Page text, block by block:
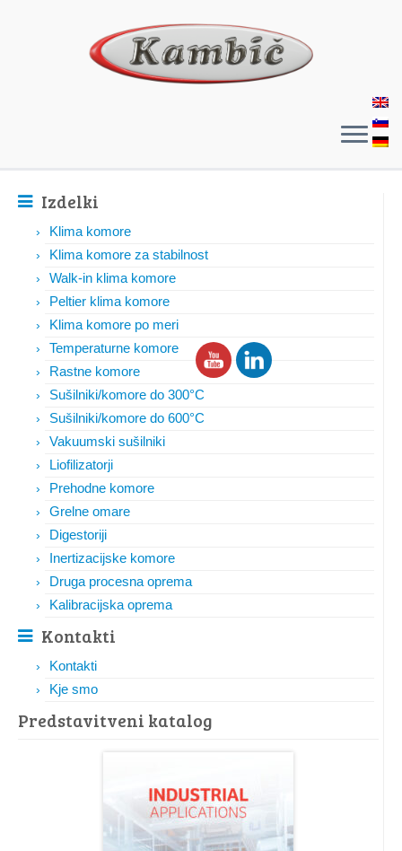
Izdelki
Klima komore
Klima komore za stabilnost
Walk-in klima komore
Peltier klima komore
Klima komore po meri
Temperaturne komore
Rastne komore
Sušilniki/komore do 300°C
Sušilniki/komore do 600°C
Vakuumski sušilniki
Liofilizatorji
Prehodne komore
Grelne omare
Digestoriji
Inertizacijske komore
Druga procesna oprema
Kalibracijska oprema
Kontakti
Kontakti
Kje smo
Predstavitveni katalog​​